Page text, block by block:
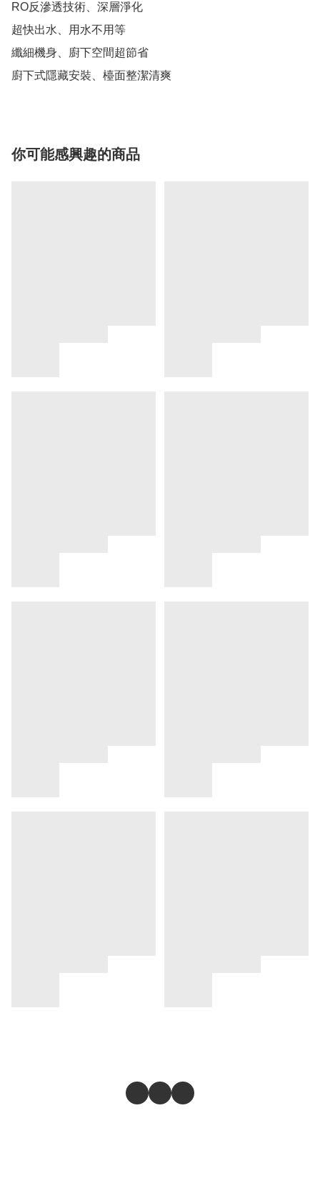
RO反滲透技術、深層淨化
超快出水、用水不用等
纖細機身、廚下空間超節省
廚下式隱藏安裝、檯面整潔清爽
你可能感興趣的商品